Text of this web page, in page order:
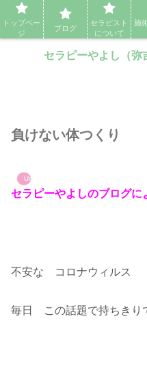
セラピーやよし（弥吉）｜久留米
セラピーやよし（弥
負けない体つくり
Uncategorized
セラピーやよしのブログに
不安な コロナウィルス
毎日 この話題で持ちきり
トップペー
ジ
ブログ
セラピスト
について
施